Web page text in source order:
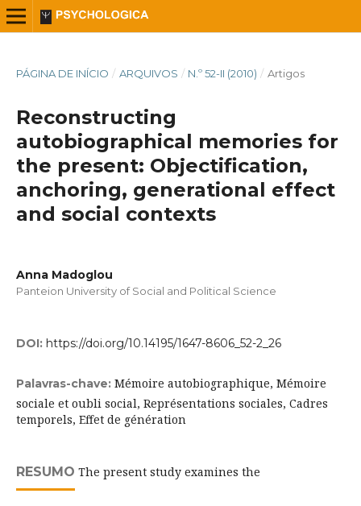
PÁGINA DE INÍCIO / ARQUIVOS / N.º 52-II (2010) / Artigos
Reconstructing
autobiographical memories for
the present: Objectification,
anchoring, generational effect
and social contexts
Anna Madoglou
Panteion University of Social and Political Science
DOI: https://doi.org/10.14195/1647-8606_52-2_26
Palavras-chave: Mémoire autobiographique, Mémoire
sociale et oubli social, Représentations sociales, Cadres
temporels, Effet de génération
RESUMO The present study examines the